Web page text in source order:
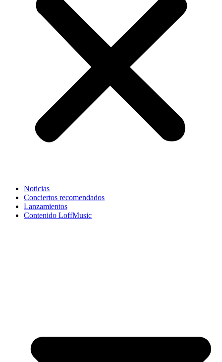
Noticias
Conciertos recomendados
Lanzamientos
Contenido LoffMusic